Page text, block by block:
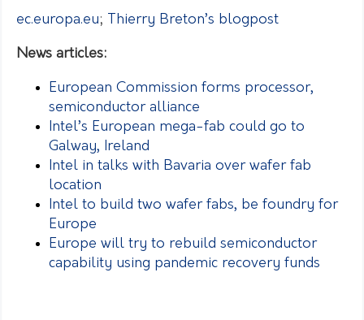
ec.europa.eu; Thierry Breton’s blogpost
News articles:
European Commission forms processor,
semiconductor alliance
Intel’s European mega-fab could go to
Galway, Ireland
Intel in talks with Bavaria over wafer fab
location
Intel to build two wafer fabs, be foundry for
Europe
Europe will try to rebuild semiconductor
capability using pandemic recovery funds